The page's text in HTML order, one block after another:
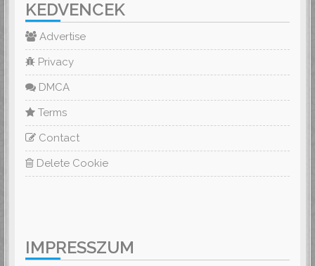
KEDVENCEK
Advertise
Privacy
DMCA
Terms
Contact
Delete Cookie
IMPRESSZUM